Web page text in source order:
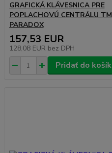
GRAFICKÁ KLÁVESNICA PRE
POPLACHOVÚ CENTRÁLU
PARADOX
157,53 EUR
128,08 EUR bez DPH
Pridať do